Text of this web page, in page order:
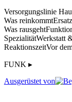
Versorgungslinie
Was reinkommt
Was rausgeht
SpezialitätWerkstatt
ReaktionszeitVor
FUNK ▸
Ausgerüstet von